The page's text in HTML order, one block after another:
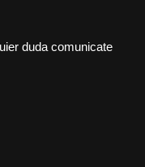
duda comunicate